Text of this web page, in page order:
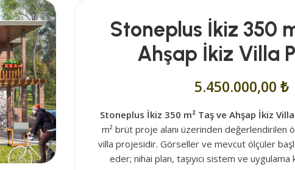
Stoneplus İkiz 350
Ahşap İkiz Villa
5.450.000,00 ₺
Stoneplus İkiz 350 m² Taş ve Ahşap İkiz
m² brüt proje alanı üzerinden değerlendirilen
villa projesidir. Görseller ve mevcut ölçüler
eder; nihai plan, taşıyıcı sistem ve uygulama